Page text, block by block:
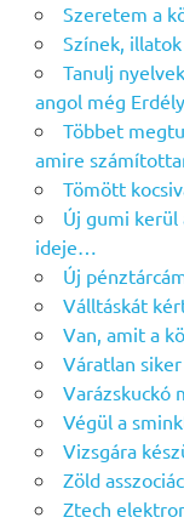
Szeretem a
Színek,
Tanulj
angol még
Többet
amire
Tömött
Új gumi kerül
ideje…
Új
Válltáskát
Van, amit a
Váratlan siker
Varázskuckó
Végül a
Vizsgára
Zöld
Ztech